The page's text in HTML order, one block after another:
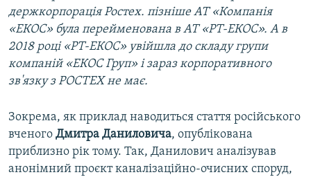
держкорпорація Ростех. пізніше АТ «Компанія
«ЕКОС» була перейменована в АТ «РТ-ЕКОС». А в
2018 році «РТ-ЕКОС» увійшла до складу групи
компаній «ЕКОС Груп» і зараз корпоративного
зв'язку з РОСТЕХ не має.
Зокрема, як приклад наводиться стаття російського
вченого Дмитра Даниловича, опублікована
приблизно рік тому. Так, Данилович аналізував
анонімний проєкт каналізаційно-очисних споруд,